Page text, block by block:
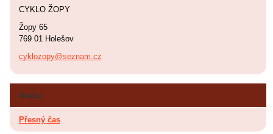
CYKLO ŽOPY
Žopy 65
769 01 Holešov
cyklozopy@seznam.cz
Hodiny
Přesný čas